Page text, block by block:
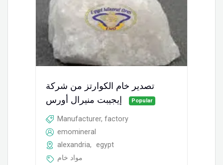
تصدير خام الكوارتز من شركة
إيجيبت منيرال أورس
Popular
Manufacturer, factory
emomineral
alexandria,
egypt
مواد خام